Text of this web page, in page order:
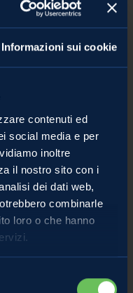
Informazioni sui cookie
contenuti ed
social media e per
inoltre
il nostro sito con i
dei dati web,
combinarle
loro o che hanno
e zenzero